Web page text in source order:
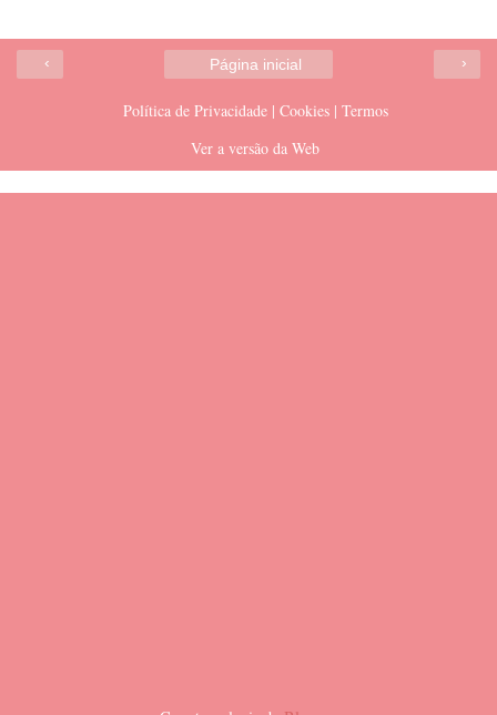
‹ ›
Página inicial
Política de Privacidade | Cookies | Termos
Ver a versão da Web